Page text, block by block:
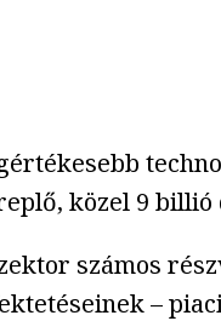
közel 9
számos
–